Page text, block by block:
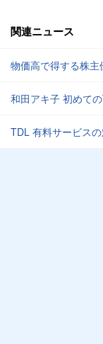
関連ニュース
物価高で得する株主
和田アキ子 初めて
TDL 有料サービス